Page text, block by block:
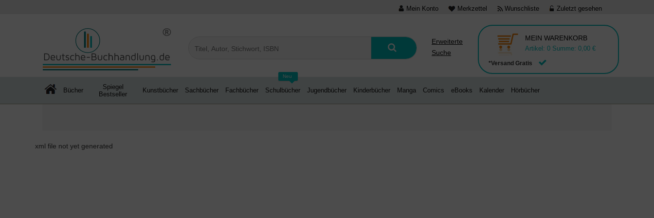
Mein Konto Merkzettel Wunschliste Zuletzt gesehen
Erweiterte
Suche
*Versand Gratis
MEIN WARENKORB
Artikel: 0 Summe: 0,00 €
Bücher
Spiegel
Bestseller
Kunstbücher Sachbücher Fachbücher
Neu
Schulbücher Jugendbücher Kinderbücher Manga Comics eBooks Kalender Hörbücher
xml file not yet generated